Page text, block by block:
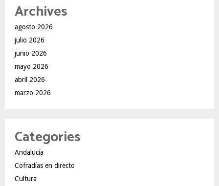
Archives
agosto 2026
julio 2026
junio 2026
mayo 2026
abril 2026
marzo 2026
Categories
Andalucía
Cofradías en directo
Cultura